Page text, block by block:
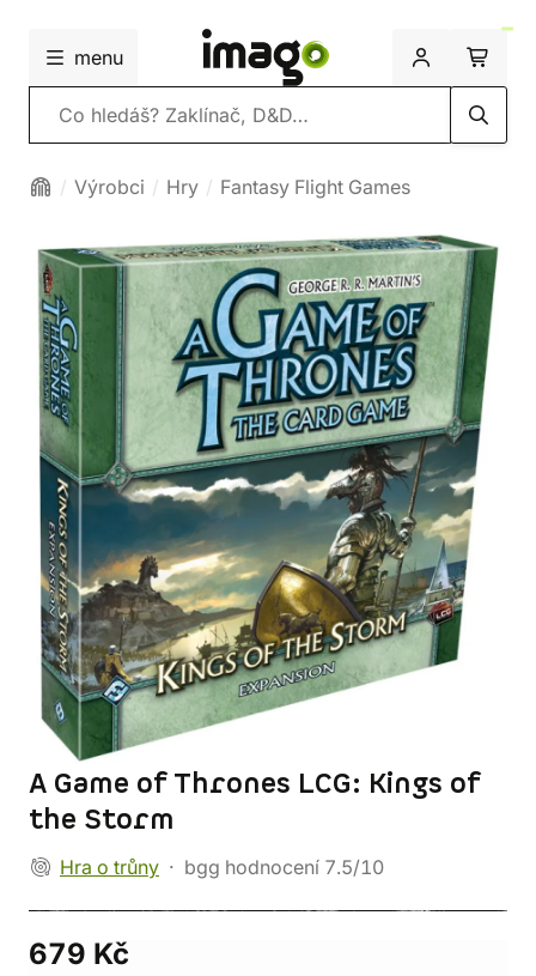
menu
Vyhledávání
Výrobci Hry Fantasy Flight Games
A Game of Thrones LCG: Kings of
the Storm
Hra o trůny bgg hodnocení 7.5/10
679 Kč